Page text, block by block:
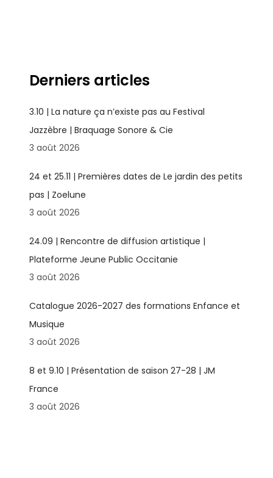
Derniers articles
3.10 | La nature ça n’existe pas au Festival
Jazzèbre | Braquage Sonore & Cie
3 août 2026
24 et 25.11 | Premières dates de Le jardin des petits
pas | Zoelune
3 août 2026
24.09 | Rencontre de diffusion artistique |
Plateforme Jeune Public Occitanie
3 août 2026
Catalogue 2026-2027 des formations Enfance et
Musique
3 août 2026
8 et 9.10 | Présentation de saison 27-28 | JM
France
3 août 2026